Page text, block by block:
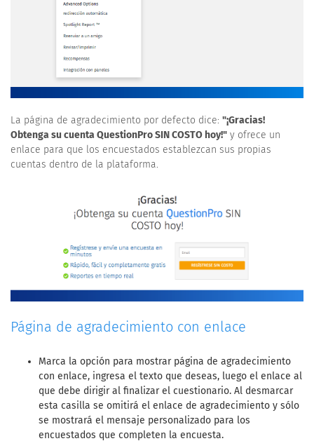
La página de agradecimiento por defecto dice: "¡Gracias!
Obtenga su cuenta QuestionPro SIN COSTO hoy!" y ofrece un
enlace para que los encuestados establezcan sus propias
cuentas dentro de la plataforma.
Página de agradecimiento con enlace
Marca la opción para mostrar página de agradecimiento
con enlace, ingresa el texto que deseas, luego el enlace al
que debe dirigir al finalizar el cuestionario. Al desmarcar
esta casilla se omitirá el enlace de agradecimiento y sólo
se mostrará el mensaje personalizado para los
encuestados que completen la encuesta.